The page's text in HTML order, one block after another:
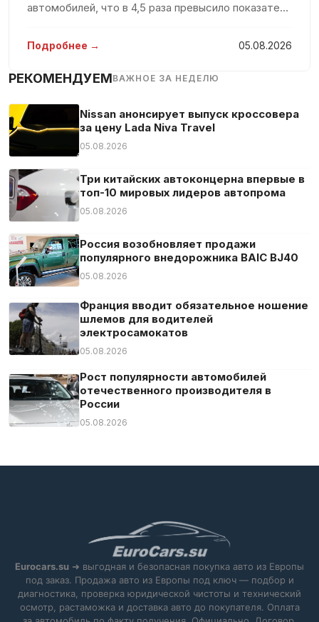
Система «старт-стоп»
Система контроля скоростного режима
Система оповещения о расстоянии
Тюнер/радио
Усилитель руля
Центральный замок
Цифровая приборная панель
Экстренное торможение
Электрозеркала
Электростекла
автомобилей, что в 4,5 раза превысило показатель
представлены в исследовании агентства Smart
Подробнее → 05.08.2026
РЕКОМЕНДУЕМВАЖНОЕ ЗА НЕДЕЛЮ
Nissan анонсирует выпуск кроссовера
за цену Lada Niva Travel
05.08.2026
Три китайских автоконцерна впервые в
топ-10 мировых лидеров автопрома
05.08.2026
Россия возобновляет продажи
популярного внедорожника BAIC BJ40
05.08.2026
Франция вводит обязательное ношение
шлемов для водителей
электросамокатов
05.08.2026
Рост популярности автомобилей
отечественного производителя в
России
05.08.2026
Eurocars.su ➜ выгодная и безопасная покупка авто из Европы
под заказ. Продажа авто из Европы под ключ — подбор и
диагностика, проверка юридической чистоты и технический
осмотр, растаможка и доставка авто до покупателя. Оплата